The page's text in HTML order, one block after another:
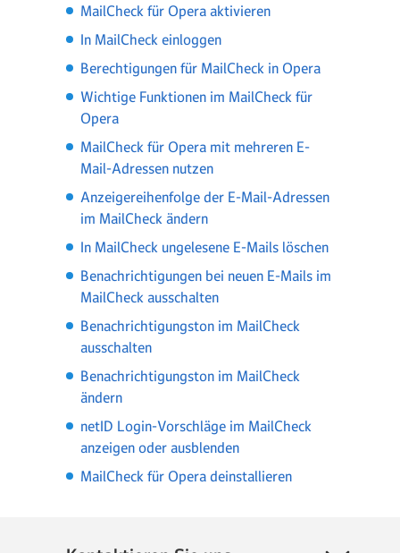
MailCheck für Opera aktivieren
In MailCheck einloggen
Berechtigungen für MailCheck in Opera
Wichtige Funktionen im MailCheck für
Opera
MailCheck für Opera mit mehreren E-
Mail-Adressen nutzen
Anzeigereihenfolge der E-Mail-Adressen
im MailCheck ändern
In MailCheck ungelesene E-Mails löschen
Benachrichtigungen bei neuen E-Mails im
MailCheck ausschalten
Benachrichtigungston im MailCheck
ausschalten
Benachrichtigungston im MailCheck
ändern
netID Login-Vorschläge im MailCheck
anzeigen oder ausblenden
MailCheck für Opera deinstallieren